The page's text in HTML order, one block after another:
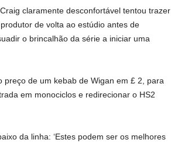
claramente desconfortável tentou trazer
de volta ao estúdio antes de
o brincalhão da série a iniciar uma
de um kebab de Wigan em £ 2, para
em monociclos e redirecionar o HS2
da linha: ‘Estes podem ser os melhores